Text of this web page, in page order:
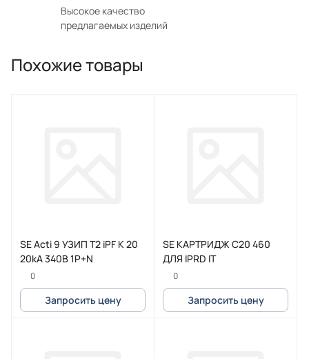
Высокое качество
предлагаемых изделий
Похожие товары
SE Acti 9 УЗИП T2 iPF K 20
20kA 340В 1P+N
0
Запросить цену
SE КАРТРИДЖ C20 460
ДЛЯ IPRD IT
0
Запросить цену